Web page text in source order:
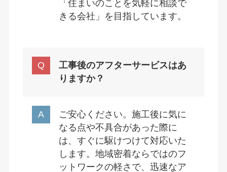
「住まいのことを気軽に相談で
きる会社」を目指しています。
工事後のアフターサービスはあ
りますか？
ご安心ください。施工後に気に
なる点や不具合があった際に
は、すぐに駆けつけて対応いた
します。地域密着ならではのフ
ットワークの軽さで、迅速なア